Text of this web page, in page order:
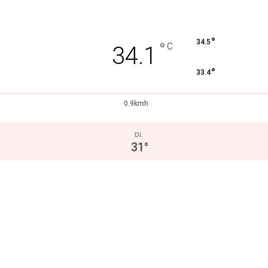
34.1 ° C 34.5 °
33.4°
0.9kmh
DI.
31°